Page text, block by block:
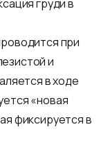
груди в
при
и
в ходе
«новая
фиксируется в